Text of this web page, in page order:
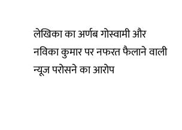
लेखिका का अर्णब गोस्वामी और
नविका कुमार पर नफरत फैलाने वाली
न्यूज परोसने का आरोप